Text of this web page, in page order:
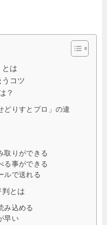
とは
うコツ
？
どりすとプロ」の違
取りができる
る事ができる
ルで送れる
とは
み込める
早い